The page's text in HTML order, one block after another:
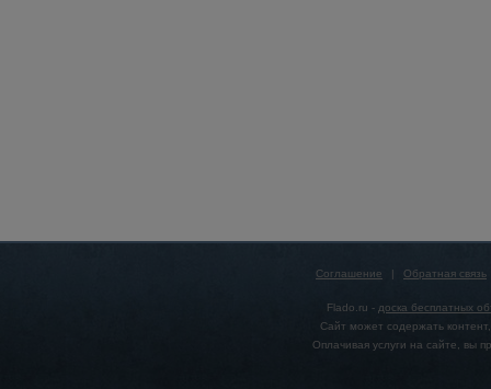
Соглашение | Обратная связь
Flado.ru - доска бесплатных
Сайт может содержать
Оплачивая услуги на сайте, вы